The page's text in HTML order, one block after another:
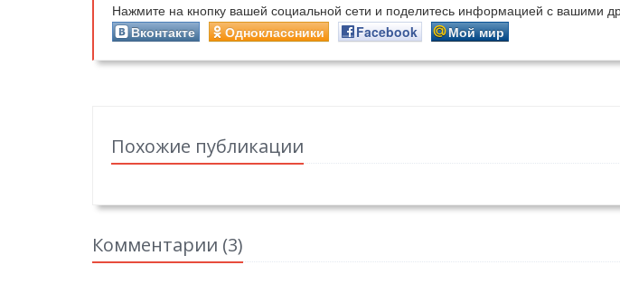
Нажмите на кнопку вашей социальной сети и поделитесь информацией с вашими
Вконтакте
Одноклассники Facebook Мой мир
Похожие публикации
Комментарии (3)